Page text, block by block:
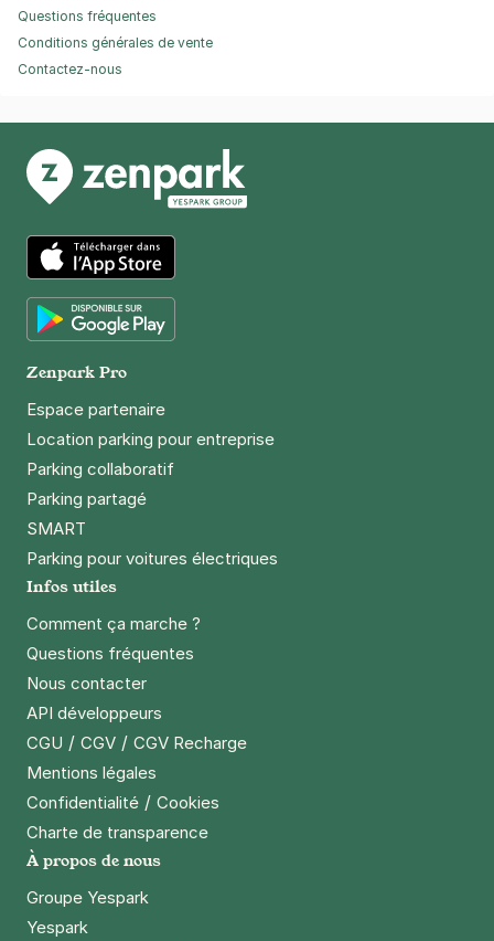
Questions fréquentes
Conditions générales de vente
Contactez-nous
App Store
Zenpark Pro
Espace partenaire
Location parking pour entreprise
Parking collaboratif
Parking partagé
SMART
Parking pour voitures électriques
Infos utiles
Comment ça marche ?
Questions fréquentes
Nous contacter
API développeurs
CGU / CGV / CGV Recharge
Mentions légales
Confidentialité / Cookies
Charte de transparence
À propos de nous
Groupe Yespark
Yespark